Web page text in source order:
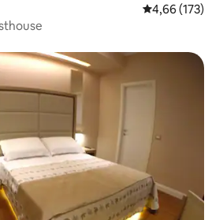
Prosječna
4,66 (173)